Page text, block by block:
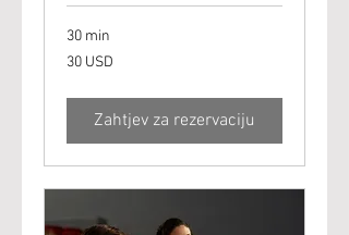
30 min
30
američkih
30 USD
Zahtjev za rezervaciju